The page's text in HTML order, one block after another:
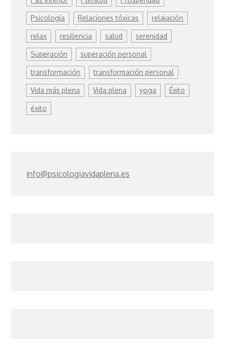
Psicología Relaciones tóxicas relajación
relax resiliencia salud serenidad
Superación superación personal
transformación transformación personal
Vida más plena Vida plena yoga Éxito
éxito
info@psicologiavidaplena.es